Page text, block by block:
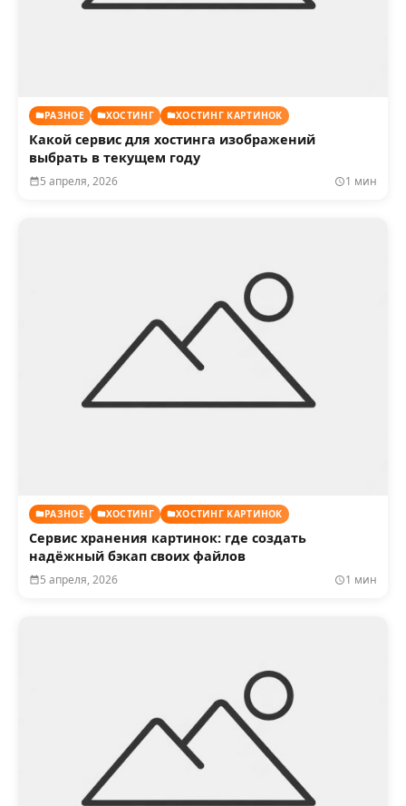
РАЗНОЕ ХОСТИНГ ХОСТИНГ КАРТИНОК
Какой сервис для хостинга изображений
выбрать в текущем году
5 апреля, 2026 1 мин
РАЗНОЕ ХОСТИНГ ХОСТИНГ КАРТИНОК
Сервис хранения картинок: где создать
надёжный бэкап своих файлов
5 апреля, 2026 1 мин